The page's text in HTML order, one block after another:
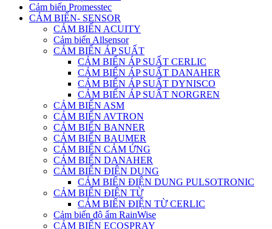
Cảm biến Promesstec
CẢM BIẾN- SENSOR
CẢM BIẾN ACUITY
Cảm biến Allsensor
CẢM BIẾN ÁP SUẤT
CẢM BIẾN ÁP SUẤT CERLIC
CẢM BIẾN ÁP SUẤT DANAHER
CẢM BIẾN ÁP SUẤT DYNISCO
CẢM BIẾN ÁP SUẤT NORGREN
CẢM BIẾN ASM
CẢM BIẾN AVTRON
CẢM BIẾN BANNER
CẢM BIẾN BAUMER
CẢM BIẾN CẢM ỨNG
CẢM BIẾN DANAHER
CẢM BIẾN ĐIỆN DUNG
CẢM BIẾN ĐIỆN DUNG PULSOTRONIC
CẢM BIẾN ĐIỆN TỪ
CẢM BIẾN ĐIỆN TỪ CERLIC
Cảm biến độ ẩm RainWise
CẢM BIẾN ECOSPRAY